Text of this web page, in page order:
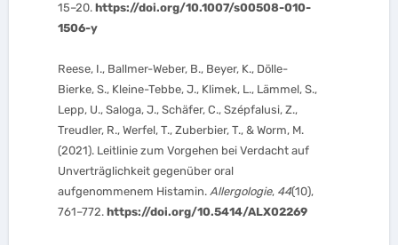
15–20. https://doi.org/10.1007/s00508-010-
1506-y
Reese, I., Ballmer-Weber, B., Beyer, K., Dölle-
Bierke, S., Kleine-Tebbe, J., Klimek, L., Lämmel, S.,
Lepp, U., Saloga, J., Schäfer, C., Szépfalusi, Z.,
Treudler, R., Werfel, T., Zuberbier, T., & Worm, M.
(2021). Leitlinie zum Vorgehen bei Verdacht auf
Unverträglichkeit gegenüber oral
aufgenommenem Histamin. Allergologie, 44(10),
761–772. https://doi.org/10.5414/ALX02269